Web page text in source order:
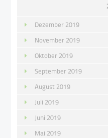
Dezember 2019
November 2019
Oktober 2019
September 2019
August 2019
Juli 2019
Juni 2019
Mai 2019